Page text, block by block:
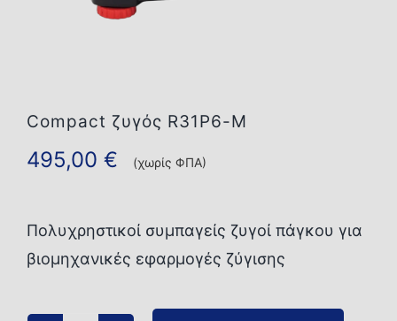
Compact ζυγός R31P6-M
495,00 € (χωρίς ΦΠΑ)
Πολυχρηστικοί συμπαγείς ζυγοί πάγκου για
βιομηχανικές εφαρμογές ζύγισης